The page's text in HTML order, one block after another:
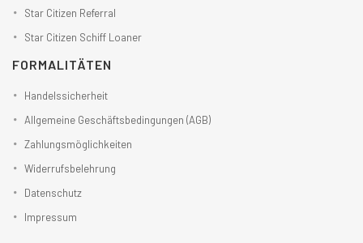
Star Citizen Referral
Star Citizen Schiff Loaner
FORMALITÄTEN
Handelssicherheit
Allgemeine Geschäftsbedingungen (AGB)
Zahlungsmöglichkeiten
Widerrufsbelehrung
Datenschutz
Impressum